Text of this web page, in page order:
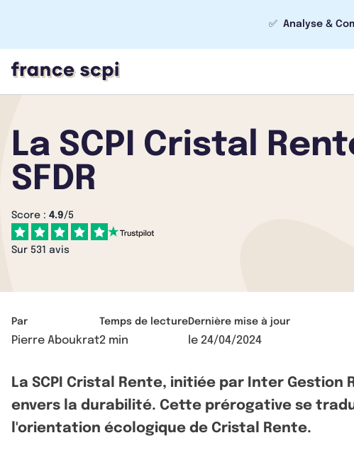
✅ Analyse &
La SCPI Cristal
SFDR
Score : 4.9/5
Sur 531 avis
Par
Pierre Aboukrat
Temps de lecture
2 min
Dernière mise à jour
le 24/04/2024
La SCPI Cristal Rente, initiée par Inter
envers la durabilité. Cette prérogative se
l'orientation écologique de Cristal Rente.